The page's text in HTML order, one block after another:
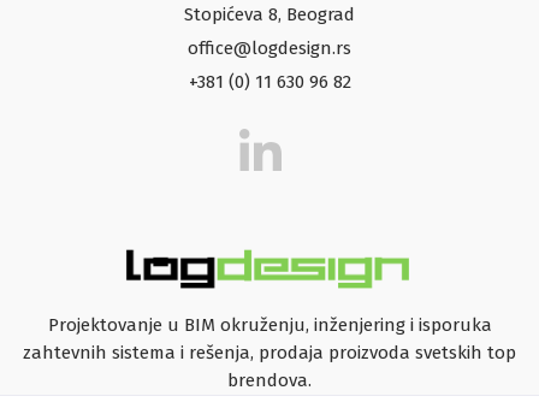
Stopićeva 8, Beograd
office@logdesign.rs
+381 (0) 11 630 96 82
Projektovanje u BIM okruženju, inženjering i isporuka
zahtevnih sistema i rešenja, prodaja proizvoda svetskih top
brendova.